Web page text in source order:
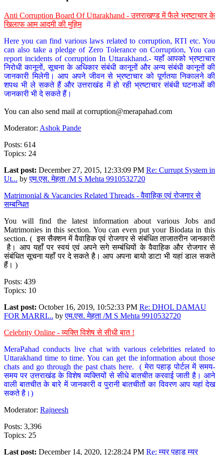
Anti Corruption Board Of Uttarakhand - उत्तराखण्ड में फैले भ्रष्टाचार के
खिलाफ आम आदमी की मुहिम
Here you can find various laws related to corruption, RTI etc. You
can also take a pledge of Zero Tolerance on Corruption, You can
report incidents of corruption In Uttarakhand.- यहाँ आपको भ्रष्टाचार
निरोधी कानूनों, सूचना के अधिकार संबंधी कानूनों और अन्य संबंधी कानूनों की
जानकारी मिलेगी। आप अपने जीवन से भ्रष्टाचार को पूर्णतया निकालने की
शपथ भी ले सकते हैं और उत्तराखंड में हो रही भ्रष्टाचार संबंधी घटनाओं की
जानकारी भी दे सकते हैं।
You can also send mail at corruption@merapahad.com
Moderator: Ashok Pande
Posts: 614
Topics: 24
Last post: December 27, 2015, 12:33:09 PM Re: Currupt System in
Ut... byएम.एस. मेहता /M S Mehta 9910532720
Matrimonial & Vacancies Related Threads - वैवाहिक एवं रोजगार से
सम्बन्धित
You will find the latest information about various Jobs and
Matrimonies in this section. You can even put your Biodata in this
section. ( इस सैक्शन में वैवाहिक एवं रोजगार से संबंधित ताजातरीन जानकारी
है। आप यहाँ पर स्वयं एवं अपने सगे सम्बंधियों के वैवाहिक और रोजगार से
संबंधित सूचना यहाँ पर दे सकते है। आप अपना बायो डाटा भी यहां डाल सकते
हैं। )
Posts: 439
Topics: 10
Last post: October 16, 2019, 10:52:33 PM Re: DHOL DAMAU
FOR MARRI... byएम.एस. मेहता /M S Mehta 9910532720
Celebrity Online - व्यक्ति विशेष से सीधी बात !
MeraPahad conducts live chat with various celebrities related to
Uttarakhand time to time. You can get the information about those
chats and go through the past chats here. ( मेरा पहाड़ पोर्टल में समय-
समय पर उत्तराखंड के विशेष व्यक्तियों से सीधे बातचीत करवाई जाती है। आने
वाली बातचीत के बारे में जानकारी व पुरानी बातचीतों का विवरण आप यहां देख
सकते है।)
Moderator: Rajneesh
Posts: 3,396
Topics: 25
Last post: December 14, 2020, 12:28:24 PM Re: म्यर पहाड़ म्यर